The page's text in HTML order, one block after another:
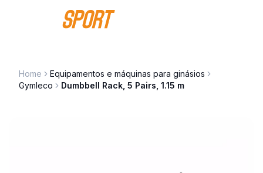
Saltar para o conteúdo
Home
Equipamentos e máquinas para ginásios
Gymleco
Dumbbell Rack, 5 Pairs, 1.15 m